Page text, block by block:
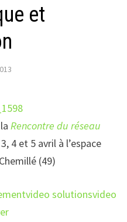
et
laRencontre du réseau
4 et 5 avril à l’espace
(49)
video solutionsvideo